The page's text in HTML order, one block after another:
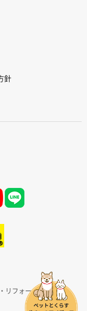
針
1
リフォーム